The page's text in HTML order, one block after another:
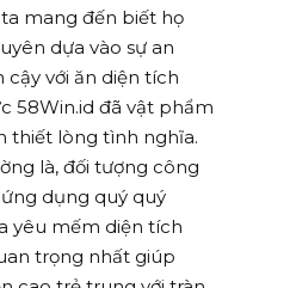
mang đến biết họ
dựa vào sự an
cậy với ăn diện tích
58Win.id đã vật phẩm
thiết lòng tình nghĩa.
là, đối tượng công
dụng quý quý
yêu mếm diện tích
trọng nhất giúp